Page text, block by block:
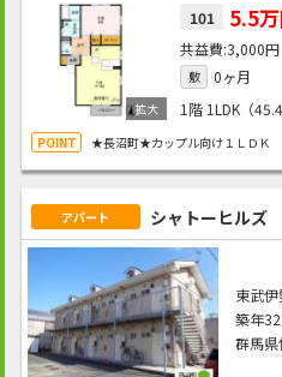
101 5.5
3,000円
敷 0ヶ月
1階 1LDK（
★長沼町★カップル向け１ＬＤＫ
アパート シャトーヒルズ
東武
築年
群馬